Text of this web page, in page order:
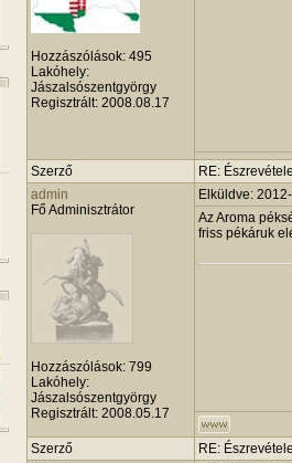
Hozzászólások: 495
Lakóhely:
Jászalsószentgyörgy
Regisztrált: 2008.08.17
Szerző
RE:
admin
Fő Adminisztrátor
Hozzászólások: 799
Lakóhely:
Jászalsószentgyörgy
Regisztrált: 2008.05.17
Elküldve:
Az Aroma
friss pékáruk
Szerző
RE: